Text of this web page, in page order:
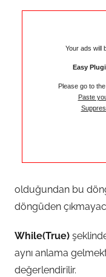
Your ads will
Easy
Please go to
Paste
olduğundan bu
döngüden
While(True)
aynı anlama
değerlendirilir.